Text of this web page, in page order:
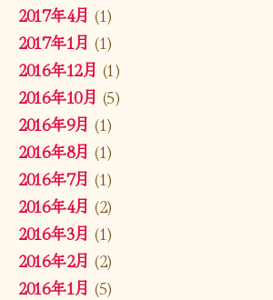
2017年4月 (1)
2017年1月 (1)
2016年12月 (1)
2016年10月 (5)
2016年9月 (1)
2016年8月 (1)
2016年7月 (1)
2016年4月 (2)
2016年3月 (1)
2016年2月 (2)
2016年1月 (5)